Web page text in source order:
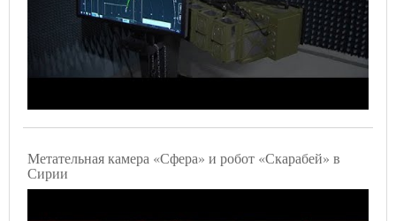
Метательная камера «Сфера» и робот «Скарабей» в
Сирии